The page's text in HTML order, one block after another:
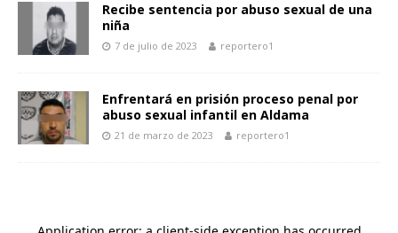
Recibe sentencia por abuso sexual de una
niña
7 de julio de 2023 reportero1
Enfrentará en prisión proceso penal por
abuso sexual infantil en Aldama
21 de marzo de 2023 reportero1